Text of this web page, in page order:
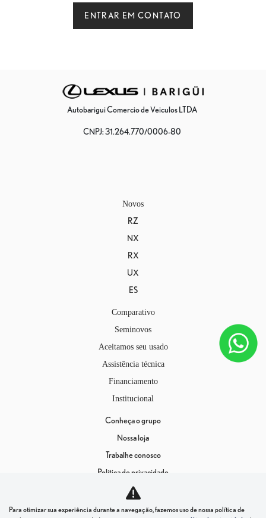
ENTRAR EM CONTATO
Autobarigui Comercio de Veiculos LTDA
CNPJ: 31.264.770/0006-80
Novos
RZ
NX
RX
UX
ES
Comparativo
Seminovos
Aceitamos seu usado
Assistência técnica
Financiamento
Institucional
Conheça o grupo
Nossa loja
Trabalhe conosco
Política de privacidade
Instituto Barigüi
Para otimizar sua experiência durante a navegação, fazemos uso de nossa política de